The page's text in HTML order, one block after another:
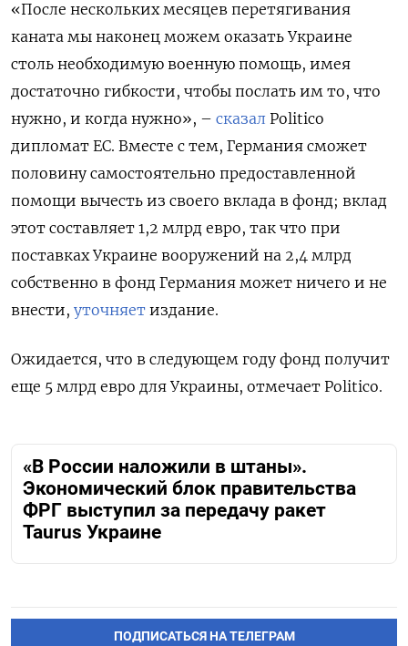
«После нескольких месяцев перетягивания
каната мы наконец можем оказать Украине
столь необходимую военную помощь, имея
достаточно гибкости, чтобы послать им то, что
нужно, и когда нужно», – сказал Politico
дипломат ЕС. Вместе с тем, Германия сможет
половину самостоятельно предоставленной
помощи вычесть из своего вклада в фонд; вклад
этот составляет 1,2 млрд евро, так что при
поставках Украине вооружений на 2,4 млрд
собственно в фонд Германия может ничего и не
внести, уточняет издание.
Ожидается, что в следующем году фонд получит
еще 5 млрд евро для Украины, отмечает Politico.
«В России наложили в штаны».
Экономический блок правительства
ФРГ выступил за передачу ракет
Taurus Украине
ПОДПИСАТЬСЯ НА ТЕЛЕГРАМ